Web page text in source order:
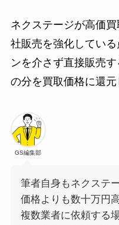
ネクステージが高価
社販売を強化してい
ンを介さず直接販売
の分を買取価格に還元
GS編集部
筆者自身もネクステ
価格よりも数十万円
複数業者に依頼する